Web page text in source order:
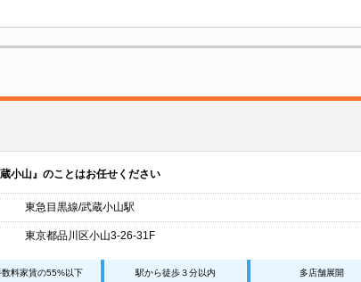
小山』のことはお任せください
東急目黒線/武蔵小山駅
東京都品川区小山3-26-31F
数料家賃の55%以下 駅から徒歩３分以内 多店舗展開